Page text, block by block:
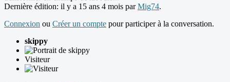
Dernière édition: il y a 15 ans 4 mois parMig74.
Connexion ou Créer un compte pour participer à la conversation.
skippy
Visiteur